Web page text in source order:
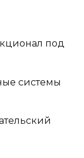
под
системы